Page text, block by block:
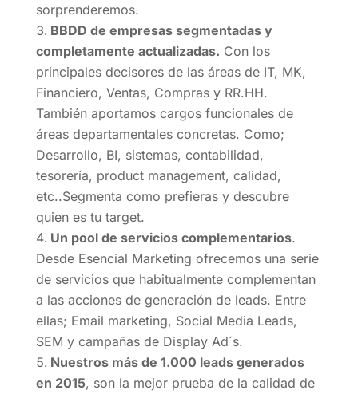
sorprenderemos.
BBDD de empresas segmentadas y
completamente actualizadas. Con los
principales decisores de las áreas de IT, MK,
Financiero, Ventas, Compras y RR.HH.
También aportamos cargos funcionales de
áreas departamentales concretas. Como;
Desarrollo, BI, sistemas, contabilidad,
tesorería, product management, calidad,
etc..Segmenta como prefieras y descubre
quien es tu target.
Un pool de servicios complementarios.
Desde Esencial Marketing ofrecemos una serie
de servicios que habitualmente complementan
a las acciones de generación de leads. Entre
ellas; Email marketing, Social Media Leads,
SEM y campañas de Display Ad´s.
Nuestros más de 1.000 leads generados
en 2015, son la mejor prueba de la calidad de